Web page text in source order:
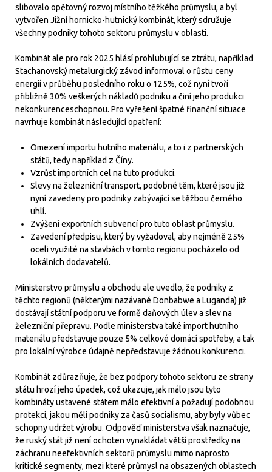
slibovalo opětovný rozvoj místního těžkého průmyslu, a byl
vytvořen Jižní hornicko-hutnický kombinát, který sdružuje
všechny podniky tohoto sektoru průmyslu v oblasti.
Kombinát ale pro rok 2025 hlásí prohlubující se ztrátu, například
Stachanovský metalurgický závod informoval o růstu ceny
energií v průběhu posledního roku o 125%, což nyní tvoří
přibližně 30% veškerých nákladů podniku a činí jeho produkci
nekonkurenceschopnou. Pro vyřešení špatné finanční situace
navrhuje kombinát následující opatření:
Omezení importu hutního materiálu, a to i z partnerských
států, tedy například z Číny.
Vzrůst importních cel na tuto produkci.
Slevy na železniční transport, podobné těm, které jsou již
nyní zavedeny pro podniky zabývající se těžbou černého
uhlí.
Zvýšení exportních subvencí pro tuto oblast průmyslu.
Zavedení předpisu, který by vyžadoval, aby nejméně 25%
oceli využité na stavbách v tomto regionu pocházelo od
lokálních dodavatelů.
Ministerstvo průmyslu a obchodu ale uvedlo, že podniky z
těchto regionů (některými nazávané Donbabwe a Luganda) již
dostávají státní podporu ve formě daňových úlev a slev na
železniční přepravu. Podle ministerstva také import hutního
materiálu představuje pouze 5% celkové domácí spotřeby, a tak
pro lokální výrobce údajně nepředstavuje žádnou konkurenci.
Kombinát zdůrazňuje, že bez podpory tohoto sektoru ze strany
státu hrozí jeho úpadek, což ukazuje, jak málo jsou tyto
kombináty ustavené státem málo efektivní a požadují podobnou
protekci, jakou měli podniky za časů socialismu, aby byly vůbec
schopny udržet výrobu. Odpověď ministerstva však naznačuje,
že ruský stát již není ochoten vynakládat větší prostředky na
záchranu neefektivních sektorů průmyslu mimo naprosto
kritické segmenty, mezi které průmysl na obsazených oblastech